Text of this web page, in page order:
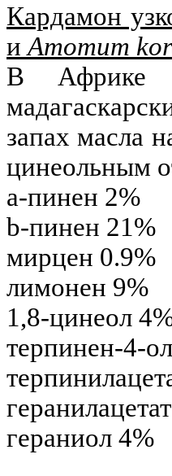
Кардамон
иAmomum
В Африке
запах масла
цинеольным
a-пинен 2%
b-пинен 21%
мирцен 0.9%
лимонен 9%
1,8-цинеол
терпинен-4-
гераниол 4%